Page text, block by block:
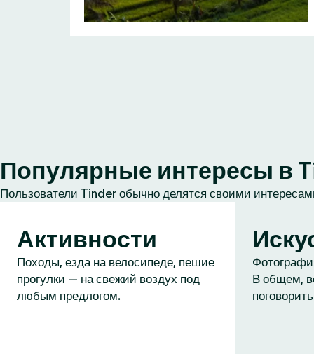
Популярные интересы в
Пользователи Tinder обычно делятся своими
Активности
Походы, езда на велосипеде, пешие
прогулки — на свежий воздух под
любым предлогом.
В общем,